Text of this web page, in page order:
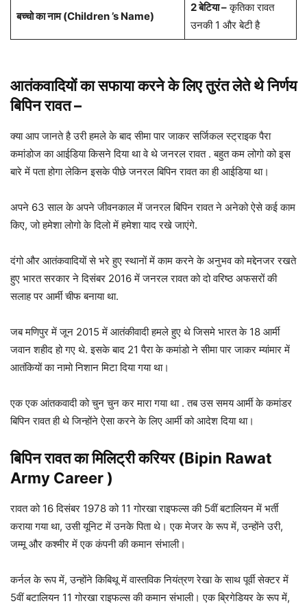
बच्चो का नाम (Children ’s Name)
2 बेटिया –कृतिका रावत
उनकी 1 और बेटी है
आतंकवादियों का सफाया करने के लिए तुरंत लेते थे निर्णय
बिपिन रावत–
क्या आप जानते है उरी हमले के बाद सीमा पार जाकर सर्जिकल स्ट्राइक पैरा
कमांडोज का आईडिया किसने दिया था वे थे जनरल रावत . बहुत कम लोगो को इस
बारे में पता होगा लेकिन इसके पीछे जनरल बिपिन रावत का ही आईडिया था।
अपने 63 साल के अपने जीवनकाल में जनरल बिपिन रावत ने अनेको ऐसे कई काम
किए, जो हमेशा लोगो के दिलो में हमेशा याद रखे जाएंगे.
दंगो और आतंकवादियों से भरे हुए स्थानों में काम करने के अनुभव को मद्देनजर रखते
हुए भारत सरकार ने दिसंबर 2016 में जनरल रावत को दो वरिष्ठ अफसरों की
सलाह पर आर्मी चीफ बनाया था.
जब मणिपुर में जून 2015 में आतंकीवादी हमले हुए थे जिसमे भारत के 18 आर्मी
जवान शहीद हो गए थे. इसके बाद 21 पैरा के कमांडो ने सीमा पार जाकर म्यांमार में
आतंकियों का नामो निशान मिटा दिया गया था।
एक एक आंतकवादी को चुन चुन कर मारा गया था . तब उस समय आर्मी के कमांडर
बिपिन रावत ही थे जिन्होंने ऐसा करने के लिए आर्मी को आदेश दिया था।
बिपिन रावत का मिलिट्री करियर (Bipin Rawat
Army Career )
रावत को 16 दिसंबर 1978 को 11 गोरखा राइफल्स की 5वीं बटालियन में भर्ती
कराया गया था, उसी यूनिट में उनके पिता थे। एक मेजर के रूप में, उन्होंने उरी,
जम्मू और कश्मीर में एक कंपनी की कमान संभाली।
कर्नल के रूप में, उन्होंने किबिथू में वास्तविक नियंत्रण रेखा के साथ पूर्वी सेक्टर में
5वीं बटालियन 11 गोरखा राइफल्स की कमान संभाली। एक ब्रिगेडियर के रूप में,